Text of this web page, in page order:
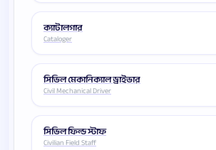
ক্যাটালগার
Cataloger
সিভিল মেকানিক্যাল ড্রাইভার
Civil Mechanical Driver
সিভিল ফিল্ড স্টাফ
Civilian Field Staff